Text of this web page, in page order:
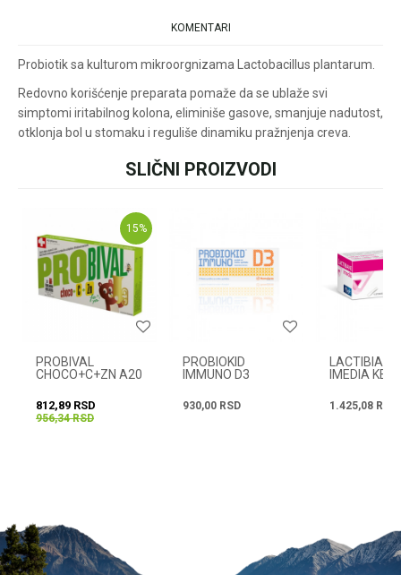
Za više informacija u
vezi online porudžbine
pišite nam:
customers@oazazdrav
ili pozovite:
+381631105804
Radno vreme
Svakog radnog dana od
08h do 16h
KOMENTARI
Probiotik sa kulturom mikroorgnizama Lactobacillus plantarum.
Redovno korišćenje preparata pomaže da se ublaže svi
simptomi iritabilnog kolona, eliminiše gasove, smanjuje nadutost,
otklonja bol u stomaku i reguliše dinamiku pražnjenja creva.
SLIČNI PROIZVODI
15%
PROBIVAL
CHOCO+C+ZN A20
812,89 RSD
956,34RSD
PROBIOKID
IMMUNO D3
930,00 RSD
LACTIBIANE
IMEDIA
1.425,08 RSD